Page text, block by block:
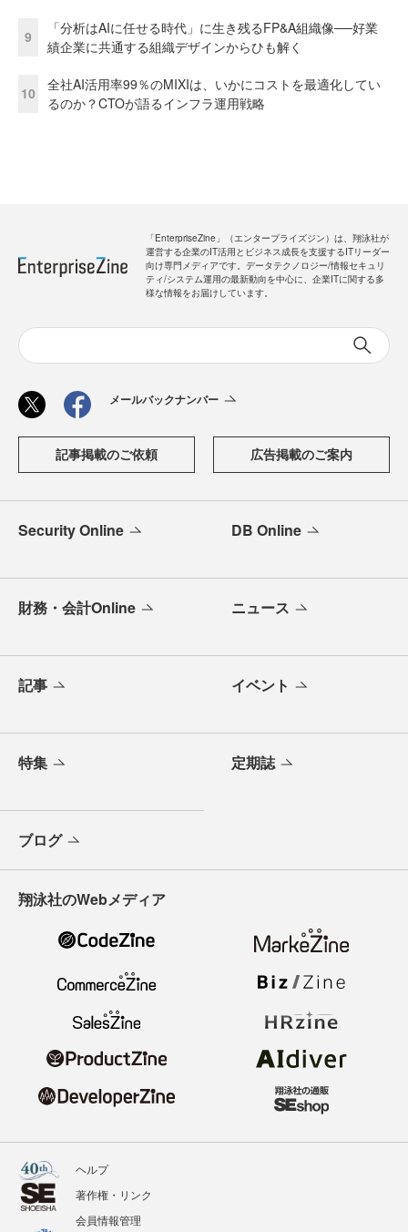
9
「分析はAIに任せる時代」に生き残るFP&A組織像──好業
績企業に共通する組織デザインからひも解く
10
全社AI活用率99％のMIXIは、いかにコストを最適化してい
るのか？CTOが語るインフラ運用戦略
「EnterpriseZine」（エンタープライズジン）は、翔泳社が
運営する企業のIT活用とビジネス成長を支援するITリーダー
向け専門メディアです。データテクノロジー/情報セキュリ
ティ/システム運用の最新動向を中心に、企業ITに関する多
様な情報をお届けしています。
メールバックナンバー
記事掲載のご依頼 広告掲載のご案内
Security Online DB Online
財務・会計Online ニュース
記事 イベント
特集 定期誌
ブログ
翔泳社のWebメディア
ヘルプ
著作権・リンク
会員情報管理